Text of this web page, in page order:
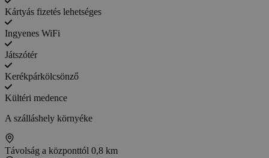
Kártyás fizetés lehetséges
Ingyenes WiFi
Játszótér
Kerékpárkölcsönző
Kültéri medence
A szálláshely környéke
Távolság a központtól 0,8 km